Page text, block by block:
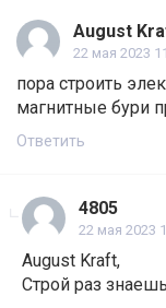
August
22 мая 2023
пора строить
магнитные бури
Ответить
4805
22 мая 2023
August Kraft,
Строй раз